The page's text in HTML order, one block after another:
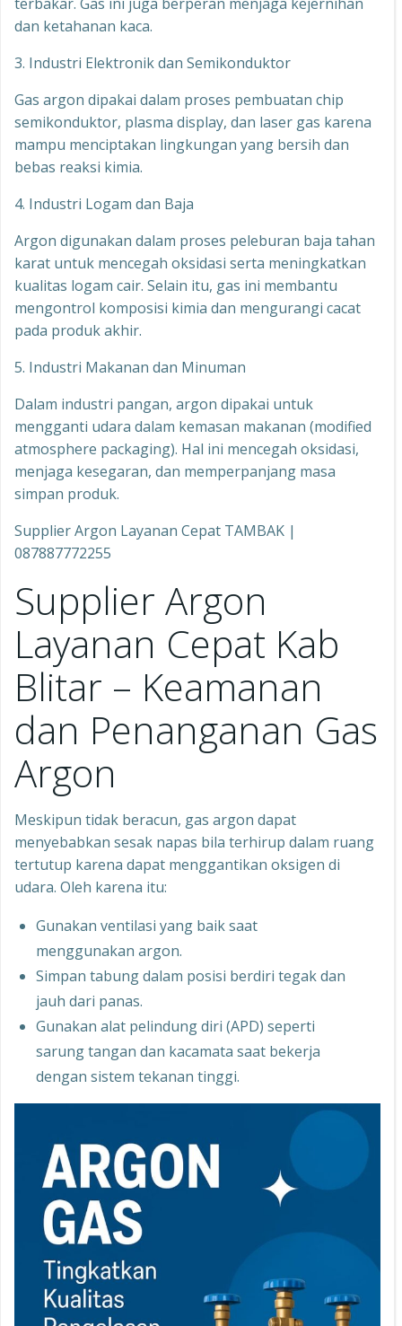
dan ketahanan kaca.
3. Industri Elektronik dan Semikonduktor
Gas argon dipakai dalam proses pembuatan chip
semikonduktor, plasma display, dan laser gas karena
mampu menciptakan lingkungan yang bersih dan
bebas reaksi kimia.
4. Industri Logam dan Baja
Argon digunakan dalam proses peleburan baja tahan
karat untuk mencegah oksidasi serta meningkatkan
kualitas logam cair. Selain itu, gas ini membantu
mengontrol komposisi kimia dan mengurangi cacat
pada produk akhir.
5. Industri Makanan dan Minuman
Dalam industri pangan, argon dipakai untuk
mengganti udara dalam kemasan makanan (modified
atmosphere packaging). Hal ini mencegah oksidasi,
menjaga kesegaran, dan memperpanjang masa
simpan produk.
Supplier Argon Layanan Cepat TAMBAK |
087887772255
Supplier Argon
Layanan Cepat Kab
Blitar – Keamanan
dan Penanganan Gas
Argon
Meskipun tidak beracun, gas argon dapat
menyebabkan sesak napas bila terhirup dalam ruang
tertutup karena dapat menggantikan oksigen di
udara. Oleh karena itu:
Gunakan ventilasi yang baik saat
menggunakan argon.
Simpan tabung dalam posisi berdiri tegak dan
jauh dari panas.
Gunakan alat pelindung diri (APD) seperti
sarung tangan dan kacamata saat bekerja
dengan sistem tekanan tinggi.